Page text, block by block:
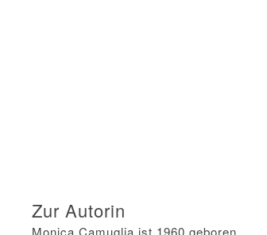
Zur Autorin
Monica Camuglia ist 1960 geboren